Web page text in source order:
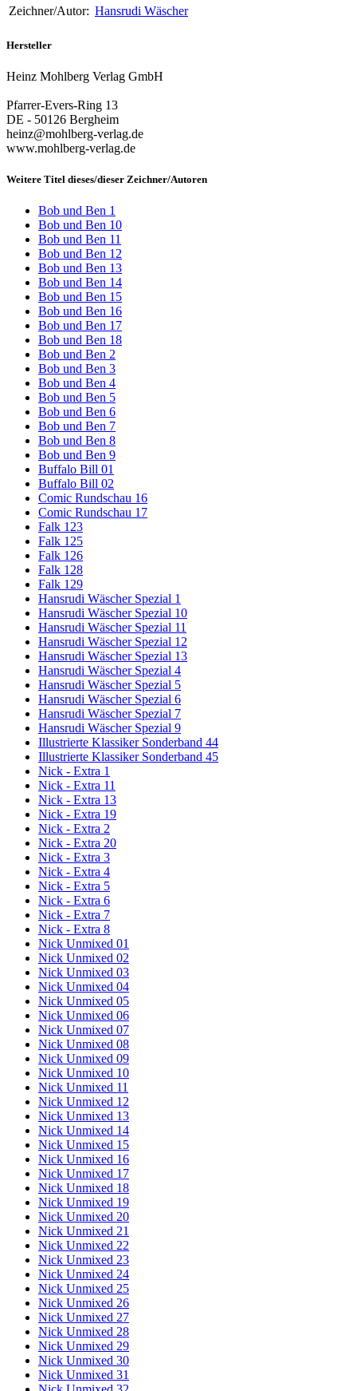
Zeichner/Autor: Hansrudi Wäscher
Hersteller
Heinz Mohlberg Verlag GmbH
Pfarrer-Evers-Ring 13
DE - 50126 Bergheim
heinz@mohlberg-verlag.de
www.mohlberg-verlag.de
Weitere Titel dieses/dieser Zeichner/Autoren
Bob und Ben 1
Bob und Ben 10
Bob und Ben 11
Bob und Ben 12
Bob und Ben 13
Bob und Ben 14
Bob und Ben 15
Bob und Ben 16
Bob und Ben 17
Bob und Ben 18
Bob und Ben 2
Bob und Ben 3
Bob und Ben 4
Bob und Ben 5
Bob und Ben 6
Bob und Ben 7
Bob und Ben 8
Bob und Ben 9
Buffalo Bill 01
Buffalo Bill 02
Comic Rundschau 16
Comic Rundschau 17
Falk 123
Falk 125
Falk 126
Falk 128
Falk 129
Hansrudi Wäscher Spezial 1
Hansrudi Wäscher Spezial 10
Hansrudi Wäscher Spezial 11
Hansrudi Wäscher Spezial 12
Hansrudi Wäscher Spezial 13
Hansrudi Wäscher Spezial 4
Hansrudi Wäscher Spezial 5
Hansrudi Wäscher Spezial 6
Hansrudi Wäscher Spezial 7
Hansrudi Wäscher Spezial 9
Illustrierte Klassiker Sonderband 44
Illustrierte Klassiker Sonderband 45
Nick - Extra 1
Nick - Extra 11
Nick - Extra 13
Nick - Extra 19
Nick - Extra 2
Nick - Extra 20
Nick - Extra 3
Nick - Extra 4
Nick - Extra 5
Nick - Extra 6
Nick - Extra 7
Nick - Extra 8
Nick Unmixed 01
Nick Unmixed 02
Nick Unmixed 03
Nick Unmixed 04
Nick Unmixed 05
Nick Unmixed 06
Nick Unmixed 07
Nick Unmixed 08
Nick Unmixed 09
Nick Unmixed 10
Nick Unmixed 11
Nick Unmixed 12
Nick Unmixed 13
Nick Unmixed 14
Nick Unmixed 15
Nick Unmixed 16
Nick Unmixed 17
Nick Unmixed 18
Nick Unmixed 19
Nick Unmixed 20
Nick Unmixed 21
Nick Unmixed 22
Nick Unmixed 23
Nick Unmixed 24
Nick Unmixed 25
Nick Unmixed 26
Nick Unmixed 27
Nick Unmixed 28
Nick Unmixed 29
Nick Unmixed 30
Nick Unmixed 31